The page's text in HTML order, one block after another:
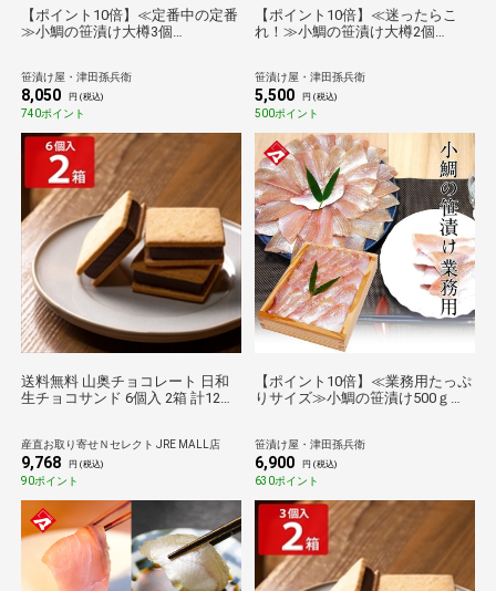
【ポイント10倍】≪定番中の定番
≫小鯛の笹漬け大樽3個
の日】【お歳暮】
笹漬け屋・津田孫兵衛
8,050 円 (税込)
740ポイント
【ポイント10倍】≪迷ったらこ
れ！≫小鯛の笹漬け大樽2個
の日】【お歳暮】
笹漬け屋・津田孫兵衛
5,500 円 (税込)
500ポイント
送料無料 山奥チョコレート 日和
生チョコサンド 6個入 2箱 計12個
産直お取り寄せＮセレクト JRE MALL店
9,768 円 (税込)
90ポイント
【ポイント10倍】≪業務用たっぷ
りサイズ≫小鯛の笹漬け500ｇ
日】【お歳暮】
笹漬け屋・津田孫兵衛
6,900 円 (税込)
630ポイント